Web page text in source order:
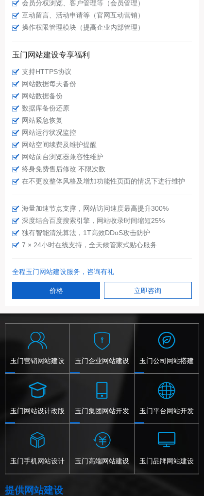
会员分权浏览、客户管理等（会员管理）
互动留言、活动申请等（官网互动营销）
操作权限管理模块（提高企业内部管理）
玉门网站建设专享福利
支持HTTPS协议
网站数据每天备份
网站数据备份
数据库备份还原
网站紧急恢复
网站运行状况监控
网站空间续费及维护提醒
网站前台浏览器兼容性维护
终身免费售后修改 不限次数
在不更改整体风格及增加功能性页面的情况下进行维护
海量加速节点支撑，网站访问速度最高提升300%
深度结合百度搜索引擎，网站收录时间缩短25%
独有智能清洗算法，1T高效DDoS攻击防护
7 × 24小时在线支持，全天候管家式贴心服务
全程玉门网站建设服务，咨询有礼
价格 立即咨询
玉门营销网站建设 玉门企业网站建设 玉门公司网站搭建
玉门网站设计改版 玉门集团网站开发 玉门平台网站开发
玉门手机网站设计 玉门高端网站建设 玉门品牌网站建设
提供网站建设